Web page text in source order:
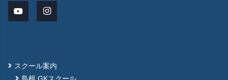
スクール案内